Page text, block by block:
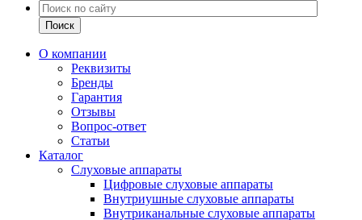
О компании
Реквизиты
Бренды
Гарантия
Отзывы
Вопрос-ответ
Статьи
Каталог
Слуховые аппараты
Цифровые слуховые аппараты
Внутриушные слуховые аппараты
Внутриканальные слуховые аппараты